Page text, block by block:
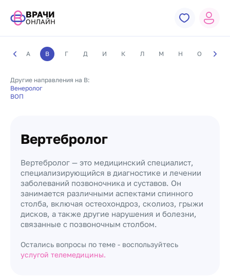
ВРАЧИ
ОНЛАЙН
А В Г Д И К Л М Н О П
Другие направления на В:
Венеролог
ВОП
Вертебролог
Вертебролог — это медицинский специалист,
специализирующийся в диагностике и лечении
заболеваний позвоночника и суставов. Он
занимается различными аспектами спинного
столба, включая остеохондроз, сколиоз, грыжи
дисков, а также другие нарушения и болезни,
связанные с позвоночным столбом.
Остались вопросы по теме - воспользуйтесь
услугой телемедицины.